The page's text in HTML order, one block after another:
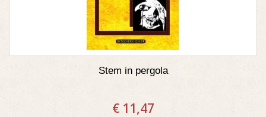
Stem in pergola
€ 11,47